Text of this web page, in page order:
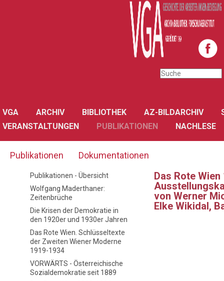
VGA ARCHIV BIBLIOTHEK AZ-BILDARCHIV
VERANSTALTUNGEN
PUBLIKATIONEN NACHLESE
Publikationen Dokumentationen
Publikationen - Übersicht
Wolfgang Maderthaner:
Zeitenbrüche
Die Krisen der Demokratie in
den 1920er und 1930er Jahren
Das Rote Wien. Schlüsseltexte
der Zweiten Wiener Moderne
1919-1934
VORWÄRTS - Österreichische
Sozialdemokratie seit 1889
Das Rote
von Werner
Elke Wikidal,